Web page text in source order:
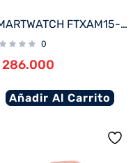
SMARTWATCH FTXAM15-SVW 51MM PLATA/GRIS ANDROID/IOS/BT/FREC. CARD
0
286.000
Añadir Al Carrito